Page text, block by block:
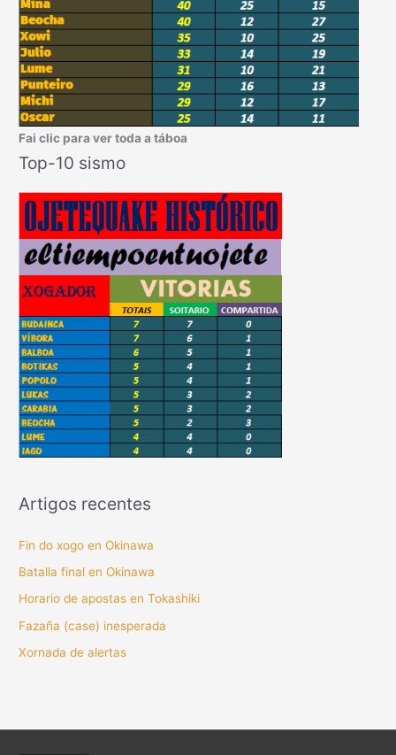
Fai clic para ver toda a táboa
Top-10 sismo
Artigos recentes
Fin do xogo en Okinawa
Batalla final en Okinawa
Horario de apostas en Tokashiki
Fazaña (case) inesperada
Xornada de alertas